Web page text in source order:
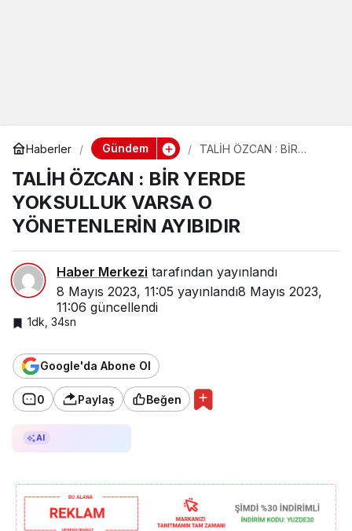
Haberler Gündem
TALİH ÖZCAN : BİR
VARSA O YÖNETENLERİN
AYIBIDIR
TALİH ÖZCAN : BİR YERDE
YOKSULLUK VARSA O
YÖNETENLERİN AYIBIDIR
Haber Merkezi tarafından yayınlandı
8 Mayıs 2023, 11:05 yayınlandı8 Mayıs 2023,
11:06 güncellendi
1dk, 34sn
Google'da Abone Ol
0 Paylaş Beğen
AI